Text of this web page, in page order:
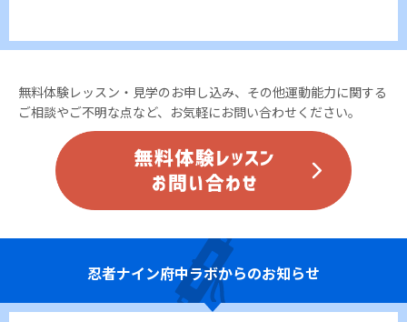
無料体験レッスン・見学のお申し込み、その他運動能力に関する
ご相談やご不明な点など、お気軽にお問い合わせください。
忍者ナイン府中ラボからのお知らせ